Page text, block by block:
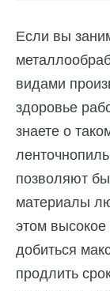
Если вы
видами
здоровье
знаете о
позволяют
материалы
этом высокое
добиться
продлить